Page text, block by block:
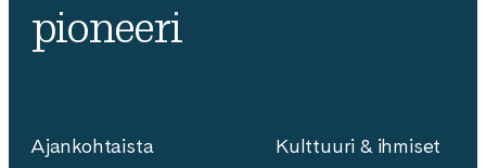
pioneeri
Ajankohtaista Kulttuuri & ihmiset